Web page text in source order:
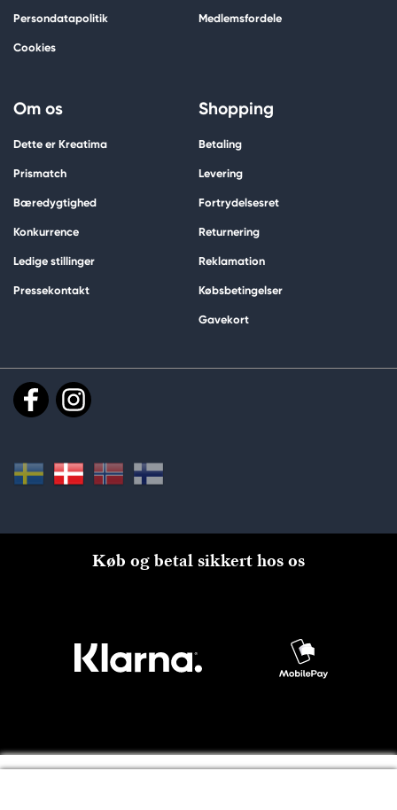
Persondatapolitik
Cookies
Medlemsfordele
Om os
Dette er Kreatima
Prismatch
Bæredygtighed
Konkurrence
Ledige stillinger
Pressekontakt
Shopping
Betaling
Levering
Fortrydelsesret
Returnering
Reklamation
Købsbetingelser
Gavekort
Køb og betal sikkert hos os